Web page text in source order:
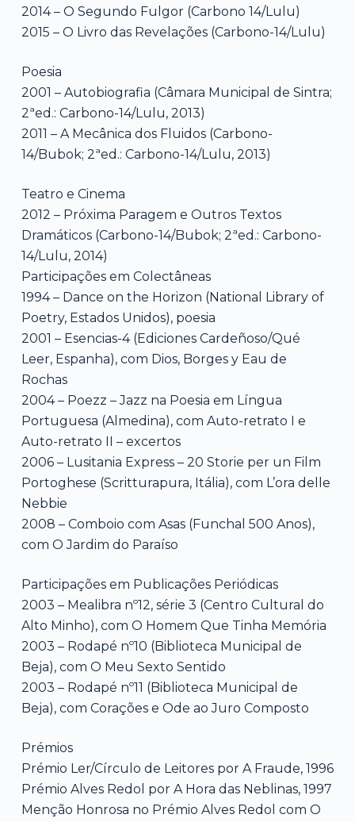
2014 – O Segundo Fulgor (Carbono 14/Lulu)
2015 – O Livro das Revelações (Carbono-14/Lulu)
Poesia
2001 – Autobiografia (Câmara Municipal de Sintra;
2ªed.: Carbono-14/Lulu, 2013)
2011 – A Mecânica dos Fluidos (Carbono-
14/Bubok; 2ªed.: Carbono-14/Lulu, 2013)
Teatro e Cinema
2012 – Próxima Paragem e Outros Textos
Dramáticos (Carbono-14/Bubok; 2ªed.: Carbono-
14/Lulu, 2014)
Participações em Colectâneas
1994 – Dance on the Horizon (National Library of
Poetry, Estados Unidos), poesia
2001 – Esencias-4 (Ediciones Cardeñoso/Qué
Leer, Espanha), com Dios, Borges y Eau de
Rochas
2004 – Poezz – Jazz na Poesia em Língua
Portuguesa (Almedina), com Auto-retrato I e
Auto-retrato II – excertos
2006 – Lusitania Express – 20 Storie per un Film
Portoghese (Scritturapura, Itália), com L’ora delle
Nebbie
2008 – Comboio com Asas (Funchal 500 Anos),
com O Jardim do Paraíso
Participações em Publicações Periódicas
2003 – Mealibra nº12, série 3 (Centro Cultural do
Alto Minho), com O Homem Que Tinha Memória
2003 – Rodapé nº10 (Biblioteca Municipal de
Beja), com O Meu Sexto Sentido
2003 – Rodapé nº11 (Biblioteca Municipal de
Beja), com Corações e Ode ao Juro Composto
Prémios
Prémio Ler/Círculo de Leitores por A Fraude, 1996
Prémio Alves Redol por A Hora das Neblinas, 1997
Menção Honrosa no Prémio Alves Redol com O